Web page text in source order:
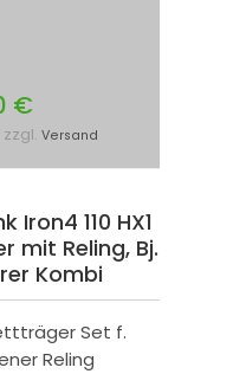
€
zzgl. Versand
Iron4 110 HX1
mit Reling, Bj.
Kombi
Set f.
Reling